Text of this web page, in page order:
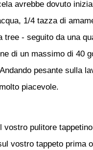
avrebbe dovuto
1/4 tazza di
tree - seguito da una
di un massimo di 40
pesante sulla
piacevole.
vostro pulitore
vostro tappeto prima